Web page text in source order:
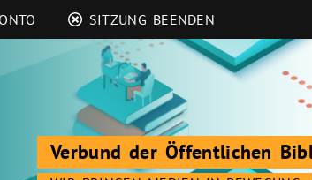
SITZUNG BEENDEN
Verbund der Öffentlichen